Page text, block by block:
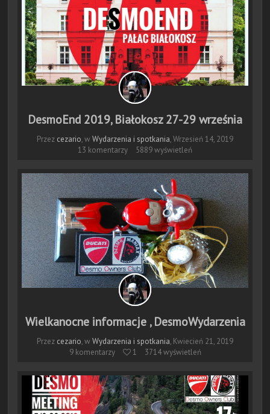
DesmoEnd 2019, Białokosz 27-29 września
Przez cezario, w Wydarzenia i spotkania,Wrzesień 14, 2019
13 komentarzy
5889 wyświetleń
Wielkanocne informacje , DesmoWydarzenia
Przez cezario, w Wydarzenia i spotkania, Kwiecień 21, 2019
9 komentarzy
1 3714 wyświetleń